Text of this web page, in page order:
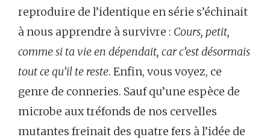
reproduire de l’identique en série s’échinait
à nous apprendre à survivre : Cours, petit,
comme si ta vie en dépendait, car c’est désormais
tout ce qu’il te reste. Enfin, vous voyez, ce
genre de conneries. Sauf qu’une espèce de
microbe aux tréfonds de nos cervelles
mutantes freinait des quatre fers à l’idée de